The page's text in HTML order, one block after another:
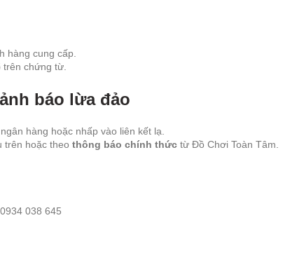
hàng cung cấp.
chứng từ.
báo lừa đảo
hàng hoặc nhấp vào liên kết lạ.
trên hoặc theo thông báo chính thức từ Đồ Chơi Toàn Tâm.
038 645